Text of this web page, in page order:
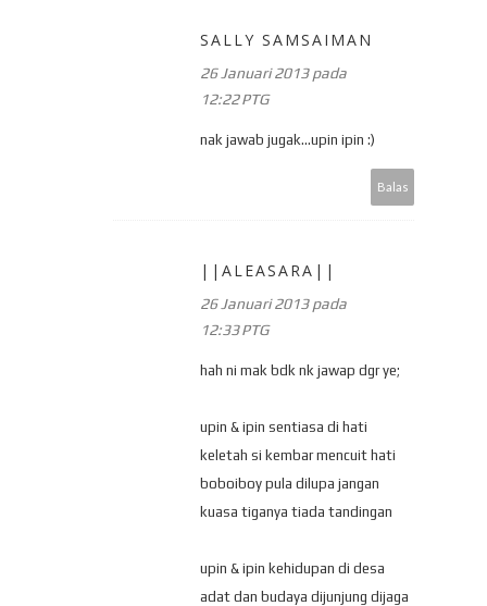
SALLY SAMSAIMAN
26 Januari 2013 pada
12:22 PTG
nak jawab jugak...upin ipin :)
Balas
||ALEASARA||
26 Januari 2013 pada
12:33 PTG
hah ni mak bdk nk jawap dgr ye;
upin & ipin sentiasa di hati
keletah si kembar mencuit hati
boboiboy pula dilupa jangan
kuasa tiganya tiada tandingan
upin & ipin kehidupan di desa
adat dan budaya dijunjung dijaga